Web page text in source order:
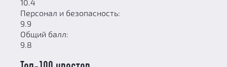
10.4
Персонал и безопасность:
9.9
Общий балл:
9.8